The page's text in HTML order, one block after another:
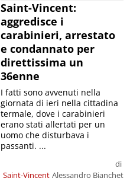
Saint-Vincent:
aggredisce i
carabinieri, arrestato
e condannato per
direttissima un
36enne
Saint-Vincent
di
Alessandro Bianchet
I fatti sono avvenuti nella
giornata di ieri nella cittadina
termale, dove i carabinieri
erano stati allertati per un
uomo che disturbava i
passanti. ...